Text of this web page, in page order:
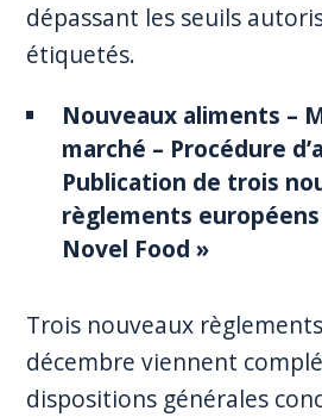
dépassant les seuils
étiquetés.
Nouveaux aliments –
marché – Procédure
Publication de trois
règlements
Novel Food »
Trois nouveaux
décembre viennent
dispositions générales